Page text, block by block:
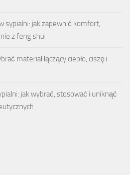
sypialni: jak zapewnić komfort,
z feng shui
materiał łączący ciepło, ciszę i
jak wybrać, stosować i uniknąć